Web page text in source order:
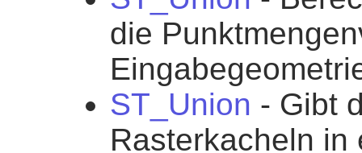
die
ST_Union - Gibt
Rasterkacheln in